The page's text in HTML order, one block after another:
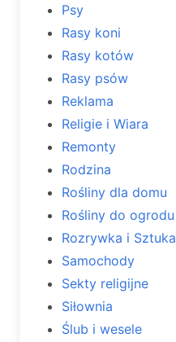
Psy
Rasy koni
Rasy kotów
Rasy psów
Reklama
Religie i Wiara
Remonty
Rodzina
Rośliny dla domu
Rośliny do ogrodu
Rozrywka i Sztuka
Samochody
Sekty religijne
Siłownia
Ślub i wesele